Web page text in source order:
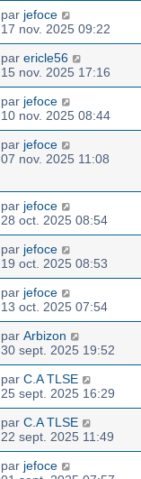
par jefoce
17 nov. 2025 09:22
par ericle56
15 nov. 2025 17:16
par jefoce
10 nov. 2025 08:44
par jefoce
07 nov. 2025 11:08
par jefoce
28 oct. 2025 08:54
par jefoce
19 oct. 2025 08:53
par jefoce
13 oct. 2025 07:54
par Arbizon
30 sept. 2025 19:52
par C.A TLSE
25 sept. 2025 16:29
par C.A TLSE
22 sept. 2025 11:49
par jefoce